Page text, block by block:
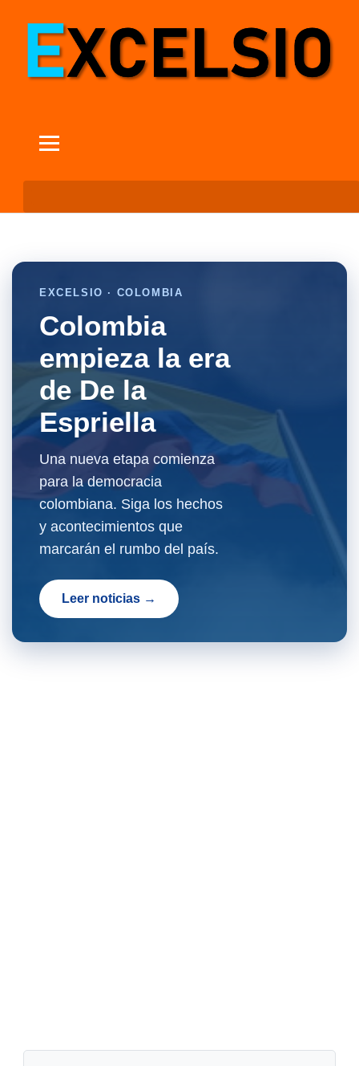
EXCELSIO · COLOMBIA
Colombia
empieza la era
de De la
Espriella
Una nueva etapa comienza
para la democracia
colombiana. Siga los hechos
y acontecimientos que
marcarán el rumbo del país.
Leer noticias →